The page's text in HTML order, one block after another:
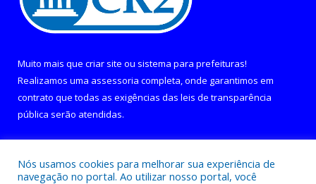
Muito mais que criar site ou sistema para prefeituras!
Realizamos uma assessoria completa, onde garantimos em
contrato que todas as exigências das leis de transparência
pública serão atendidas.
Nós usamos cookies para melhorar sua experiência de
navegação no portal. Ao utilizar nosso portal, você